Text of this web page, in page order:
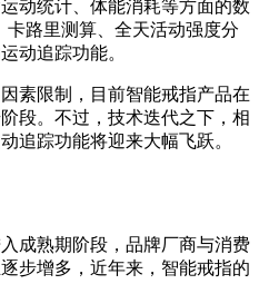
动统计、体能消耗等方面的数
卡路里测算、全天活动强度分
动追踪功能。
素限制，目前智能戒指产品在
段。不过，技术迭代之下，相
追踪功能将迎来大幅飞跃。
成熟期阶段，品牌厂商与消费
步增多，近年来，智能戒指的